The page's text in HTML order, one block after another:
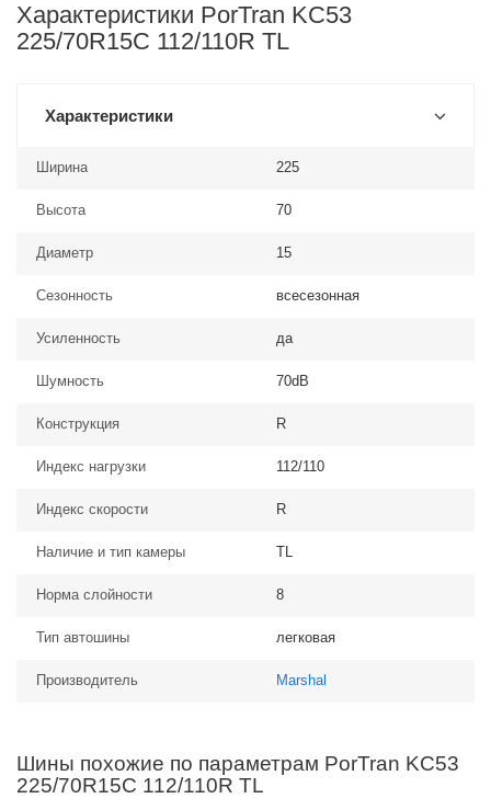
Характеристики PorTran KC53
225/70R15C 112/110R TL
Характеристики
Ширина 225
Высота 70
Диаметр 15
Сезонность всесезонная
Усиленность да
Шумность 70dB
Конструкция R
Индекс нагрузки 112/110
Индекс скорости R
Наличие и тип камеры TL
Норма слойности 8
Тип автошины легковая
Производитель Marshal
Шины похожие по параметрам PorTran KC53
225/70R15C 112/110R TL